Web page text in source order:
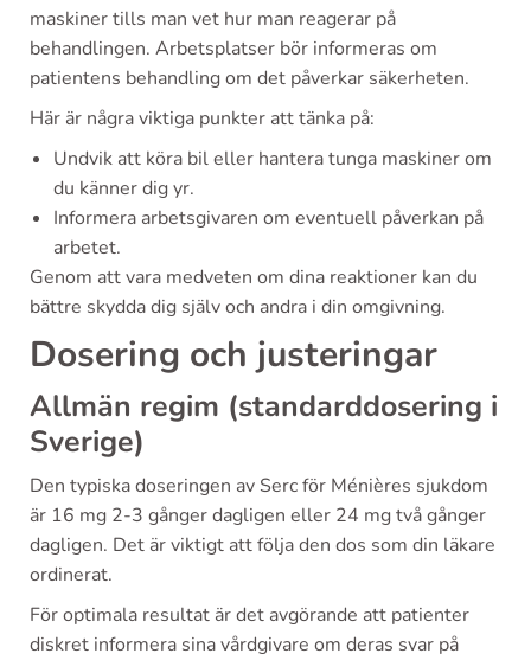
maskiner tills man vet hur man reagerar på
behandlingen. Arbetsplatser bör informeras om
patientens behandling om det påverkar säkerheten.
Här är några viktiga punkter att tänka på:
Undvik att köra bil eller hantera tunga maskiner om
du känner dig yr.
Informera arbetsgivaren om eventuell påverkan på
arbetet.
Genom att vara medveten om dina reaktioner kan du
bättre skydda dig själv och andra i din omgivning.
Dosering och justeringar
Allmän regim (standarddosering i
Sverige)
Den typiska doseringen av Serc för Ménières sjukdom
är 16 mg 2-3 gånger dagligen eller 24 mg två gånger
dagligen. Det är viktigt att följa den dos som din läkare
ordinerat.
För optimala resultat är det avgörande att patienter
diskret informera sina vårdgivare om deras svar på